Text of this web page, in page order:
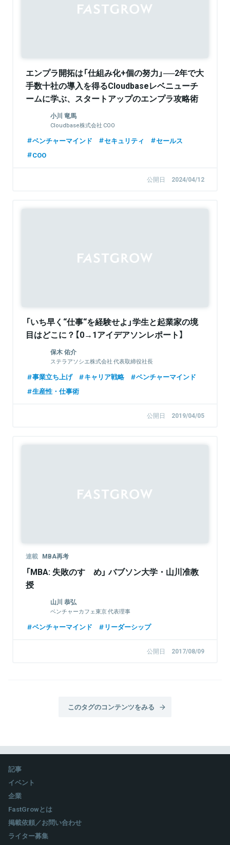
エンプラ開拓は「仕組み化+個の努力」──2年で大
手数十社の導入を得るCloudbaseレベニューチ
ームに学ぶ、スタートアップのエンプラ攻略術
小川 竜馬
Cloudbase株式会社 COO
ベンチャーマインド セキュリティ
セールス
COO
公開日 2024/04/12
「いち早く“仕事“を経験せよ」学生と起業家の境
目はどこに？【0→1アイデアソンレポート】
保木 佑介
ステラアソシエ株式会社 代表取締役社長
事業立ち上げ キャリア戦略
ベンチャーマインド
生産性・仕事術
公開日 2019/04/05
連載 MBA再考
「MBA: 失敗のすゝめ」 バブソン大学・山川准教
授
山川 恭弘
ベンチャーカフェ東京 代表理事
ベンチャーマインド リーダーシップ
公開日 2017/08/09
このタグのコンテンツをみる
記事
イベント
企業
FastGrowとは
掲載依頼／お問い合わせ
ライター募集